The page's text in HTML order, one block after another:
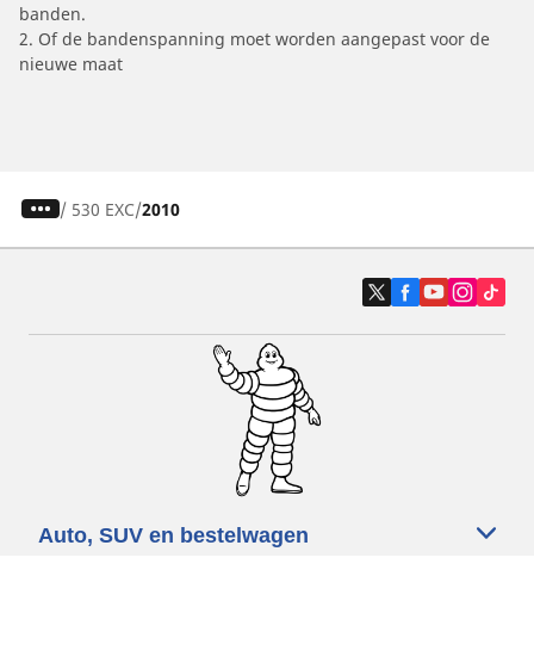
banden.
2. Of de bandenspanning moet worden aangepast voor de
nieuwe maat
/ 530 EXC 2010
Auto, SUV en bestelwagen